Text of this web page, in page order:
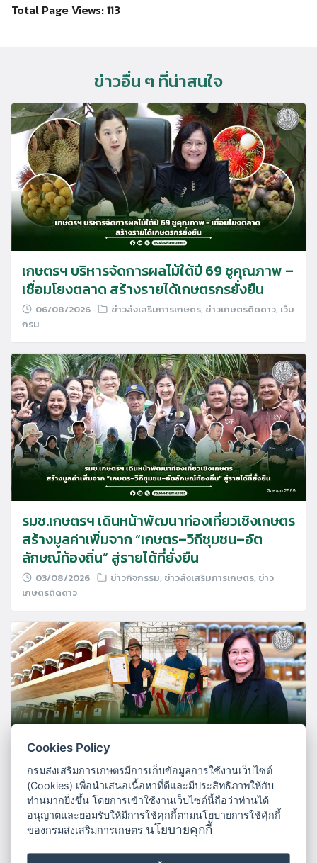
Total Page Views:113
ข่าวอื่น ๆ ที่น่าสนใจ
เกษตรฯ บริหารจัดการผลไม้ใต้ปี 69 ชูคุณภาพ –
เชื่อมโยงตลาด สร้างรายได้เกษตรกรยั่งยืน
06/08/2026 ข่าวส่งเสริมการเกษตร, ข่าวเกษตรติดดาว, เว็บ
กรม
รมช.เกษตรฯ เดินหน้าพัฒนาท่องเที่ยวเชิงเกษตร
สร้างมูลค่าเพิ่มจาก “เกษตร–วิถีชุมชน–อัต
ลักษณ์ท้องถิ่น” สู่รายได้ที่ยั่งยืน
03/08/2026 ข่าวกิจกรรม, ข่าวส่งเสริมการเกษตร, ข่าว
เกษตรติดดาว
กรมส่งเสริมการเกษตร ชวนเกษตรกรตรวจ
คุณภาพน้ำผึ้งฟรี เพิ่มความเชื่อมั่นผู้บริโภค
สร้างมูลค่าเพิ่มสินค้า
Cookies Policy
กรมส่งเสริมการเกษตรมีการเก็บข้อมูลการใช้งานเว็บไซต์
(Cookies) เพื่อนำเสนอเนื้อหาที่ดีและมีประสิทธิภาพให้กับ
ท่านมากยิ่งขึ้น โดยการเข้าใช้งานเว็บไซต์นี้ถือว่าท่านได้
อนุญาตและยอมรับให้มีการใช้คุกกี้ตามนโยบายการใช้คุ้กกี้
ของกรมส่งเสริมการเกษตร นโยบายคุกกี้